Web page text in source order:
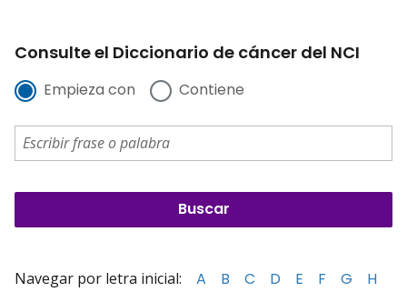
Consulte el Diccionario de cáncer del NCI
Empieza con Contiene
Navegar por letra inicial: A B C D E F G
H